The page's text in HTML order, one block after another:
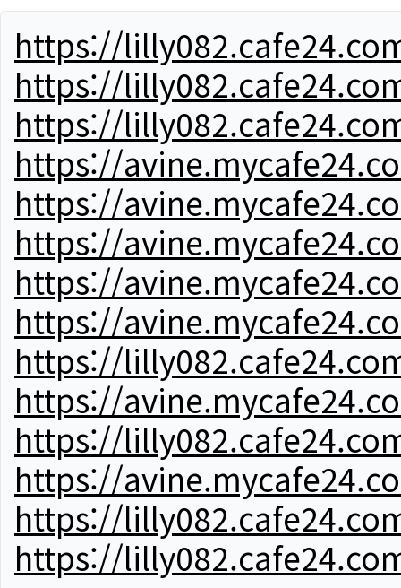
https://
https://
https://
https://
https://
https://
https://
https://
https://
https://
https://
https://
https://
https://